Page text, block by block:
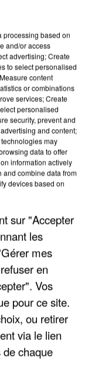
UN ÉLAN
LES REFUGES
processing based on
and/or access
advertising; Create
to select personalised
content
or combinations
services; Create
personalised
security, prevent and
and content;
may
data to offer
information actively
and combine data from
devices based on
sur "Accepter
les
mes
en
Vos
pour ce site.
ou retirer
via le lien
chaque